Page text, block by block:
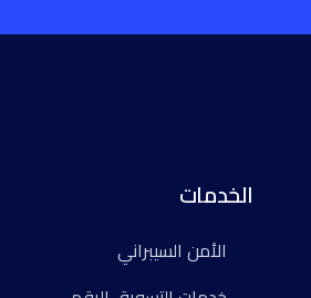
الخدمات
الأمن السيبراني